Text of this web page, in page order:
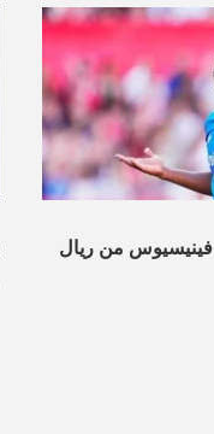
من ريال